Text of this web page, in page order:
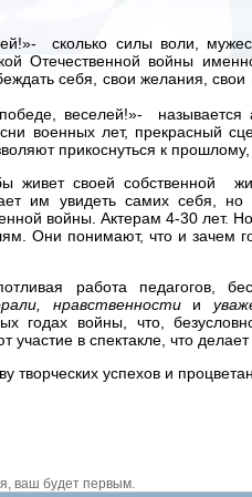
сколько силы воли,
Отечественной войны
себя, свои желания,
веселей!»- называется
военных лет, прекрасный
прикоснуться к
живет своей собственной
им увидеть самих себя,
войны. Актерам 4-30 лет.
Они понимают, что и зачем
работа педагогов,
нравственности и
годах войны, что,
участие в спектакле, что
творческих успехов и
ваш будет первым.